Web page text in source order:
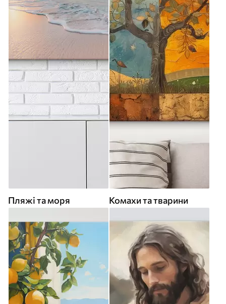
Пляжі та моря Комахи та тварини